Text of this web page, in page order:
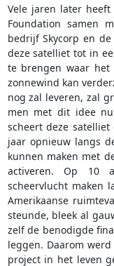
Vele jaren later heeft
Foundation samen
bedrijf Skycorp en
deze satelliet tot in
te brengen waar het
zonnewind kan
nog zal leveren, zal
men met dit idee
scheert deze
jaar opnieuw langs
kunnen maken met
activeren. Op 10
scheervlucht maken
Amerikaanse
steunde, bleek al
zelf de benodigde
leggen. Daarom
project in het leven